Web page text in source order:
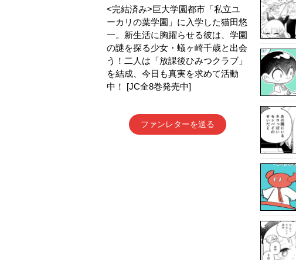
<完結済み>巨大学園都市「私立ユ
ーカリの葉学園」に入学した猫田悠
一。新生活に胸躍らせる彼は、学園
の謎を探る少女・蟻ヶ崎千歳と出会
う！二人は「放課後ひみつクラブ」
を結成、今日も真実を求めて活動
中！ [JC全8巻発売中]
ファンレターを送る